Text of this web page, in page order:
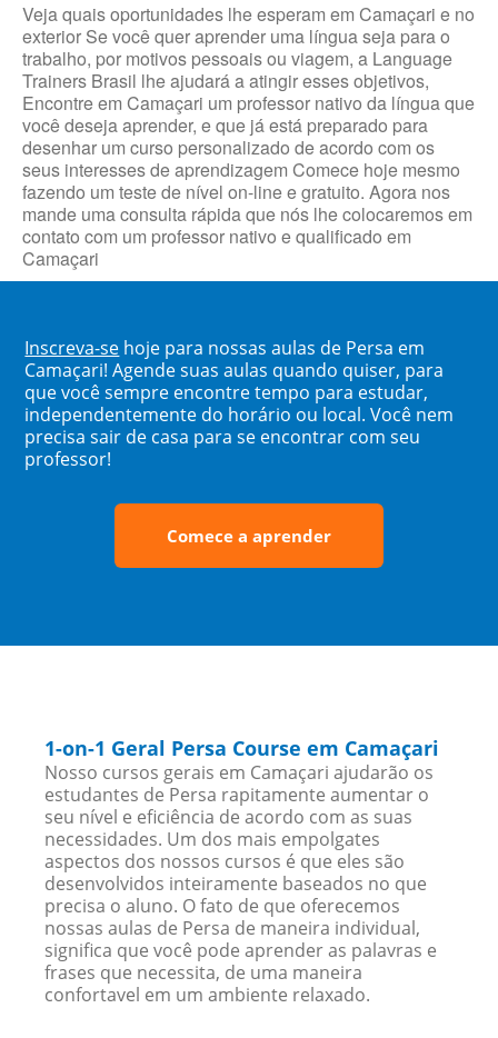
Veja quais oportunidades lhe esperam em Camaçari e no
exterior Se você quer aprender uma língua seja para o
trabalho, por motivos pessoais ou viagem, a Language
Trainers Brasil lhe ajudará a atingir esses objetivos,
Encontre em Camaçari um professor nativo da língua que
você deseja aprender, e que já está preparado para
desenhar um curso personalizado de acordo com os
seus interesses de aprendizagem Comece hoje mesmo
fazendo um teste de nível on-line e gratuito. Agora nos
mande uma consulta rápida que nós lhe colocaremos em
contato com um professor nativo e qualificado em
Camaçari
Inscreva-se hoje para nossas aulas de Persa em
Camaçari! Agende suas aulas quando quiser, para
que você sempre encontre tempo para estudar,
independentemente do horário ou local. Você nem
precisa sair de casa para se encontrar com seu
professor!
Comece a aprender
1-on-1 Geral Persa Course em Camaçari
Nosso cursos gerais em Camaçari ajudarão os
estudantes de Persa rapitamente aumentar o
seu nível e eficiência de acordo com as suas
necessidades. Um dos mais empolgates
aspectos dos nossos cursos é que eles são
desenvolvidos inteiramente baseados no que
precisa o aluno. O fato de que oferecemos
nossas aulas de Persa de maneira individual,
significa que você pode aprender as palavras e
frases que necessita, de uma maneira
confortavel em um ambiente relaxado.